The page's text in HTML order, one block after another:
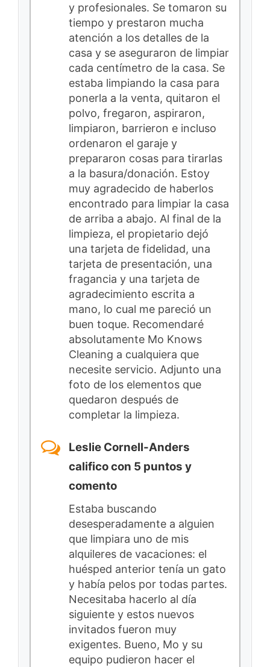
y profesionales. Se tomaron su
tiempo y prestaron mucha
atención a los detalles de la
casa y se aseguraron de limpiar
cada centímetro de la casa. Se
estaba limpiando la casa para
ponerla a la venta, quitaron el
polvo, fregaron, aspiraron,
limpiaron, barrieron e incluso
ordenaron el garaje y
prepararon cosas para tirarlas
a la basura/donación. Estoy
muy agradecido de haberlos
encontrado para limpiar la casa
de arriba a abajo. Al final de la
limpieza, el propietario dejó
una tarjeta de fidelidad, una
tarjeta de presentación, una
fragancia y una tarjeta de
agradecimiento escrita a
mano, lo cual me pareció un
buen toque. Recomendaré
absolutamente Mo Knows
Cleaning a cualquiera que
necesite servicio. Adjunto una
foto de los elementos que
quedaron después de
completar la limpieza.
Leslie Cornell-Anders
califico con 5 puntos y
comento
Estaba buscando
desesperadamente a alguien
que limpiara uno de mis
alquileres de vacaciones: el
huésped anterior tenía un gato
y había pelos por todas partes.
Necesitaba hacerlo al día
siguiente y estos nuevos
invitados fueron muy
exigentes. Bueno, Mo y su
equipo pudieron hacer el